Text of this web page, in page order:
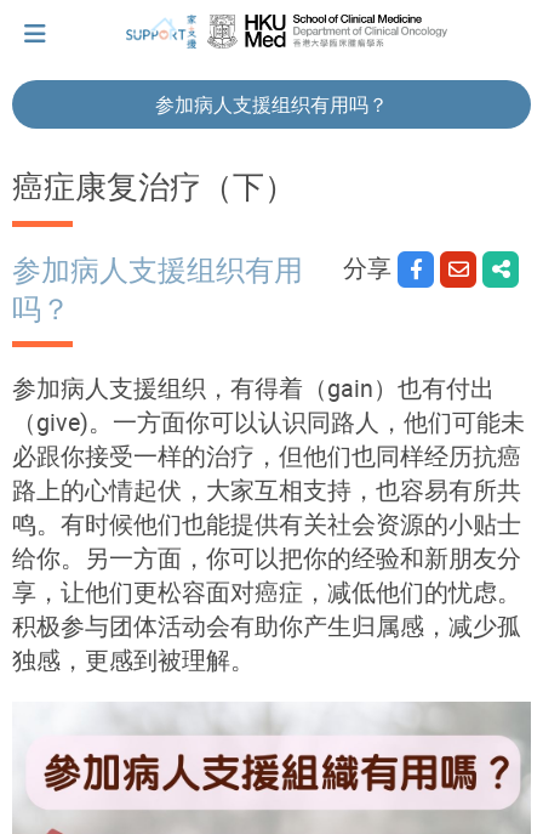
轻松一下，充下电啦！
小贴士‧「家」资源
癌症康复治疗（下）
参加病人支援组织有用吗？
分享
参加病人支援组织有用
吗？
参加病人支援组织，有得着（gain）也有付出
（give)。一方面你可以认识同路人，他们可能未
必跟你接受一样的治疗，但他们也同样经历抗癌
路上的心情起伏，大家互相支持，也容易有所共
鸣。有时候他们也能提供有关社会资源的小贴士
给你。另一方面，你可以把你的经验和新朋友分
享，让他们更松容面对癌症，减低他们的忧虑。
积极参与团体活动会有助你产生归属感，减少孤
独感，更感到被理解。